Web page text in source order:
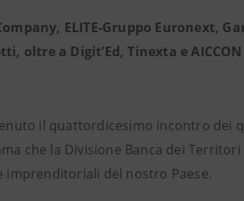
ELITE-Gruppo Euronext,
oltre a Digit’Ed, Tinexta e AICCON
il quattordicesimo incontro dei
che la Divisione Banca dei
imprenditoriali del nostro Paese.